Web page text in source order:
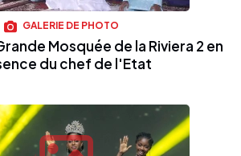
GALERIE DE PHOTO
Mosquée de la Riviera 2 en
du chef de l'Etat